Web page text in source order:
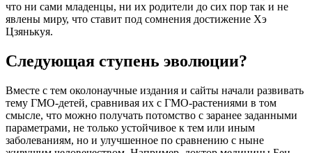
что ни сами младенцы, ни их родители до сих пор так и не
явлены миру, что ставит под сомнения достижение Хэ
Цзянькуя.
Следующая ступень эволюции?
Вместе с тем околонаучные издания и сайты начали развивать
тему ГМО-детей, сравнивая их с ГМО-растениями в том
смысле, что можно получать потомство с заранее заданными
параметрами, не только устойчивое к тем или иным
заболеваниям, но и улучшенное по сравнению с ныне